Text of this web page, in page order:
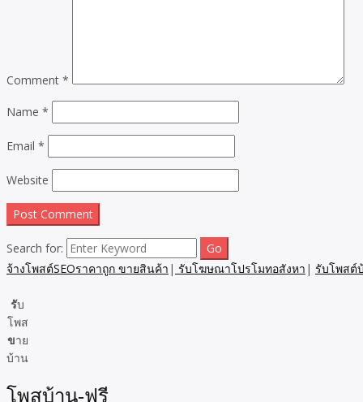
Comment *
Name *
Email *
Website
Search for:
จ้างโพสต์SEOราคาถูก ขายสินค้า | รับโฆษณาโปรโมทอสังหา | รับโพสต์
รับ
โพส
ขาย
บ้าน
โพสบ้าน-ฟรี